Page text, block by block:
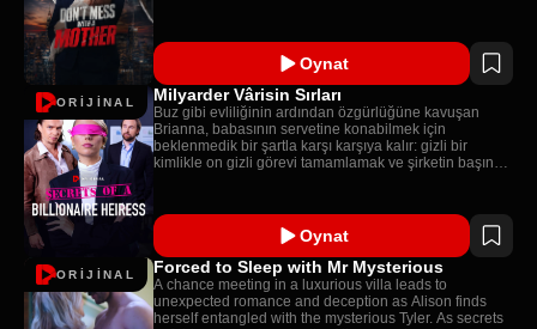
Oynat
ORİJİNAL Milyarder Vârisin Sırları
Buz gibi evliliğinin ardından özgürlüğüne kavuşan
Brianna, babasının servetine konabilmek için
beklenmedik bir şartla karşı karşıya kalır: gizli bir
kimlikle on gizli görevi tamamlamak ve şirketin başına
arasında zorlu bir mücadeleye girişir.
Oynat
ORİJİNAL Forced to Sleep with Mr Mysterious
A chance meeting in a luxurious villa leads to
unexpected romance and deception as Alison finds
herself entangled with the mysterious Tyler. As secrets